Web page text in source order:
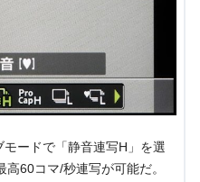
ードで「静音連写H」を選
60コマ/秒連写が可能だ。